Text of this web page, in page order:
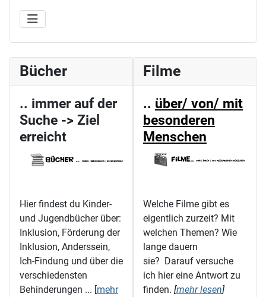
Bücher
.. immer auf der
Suche -> Ziel
erreicht
Hier findest du Kinder-
und Jugendbücher über:
Inklusion, Förderung der
Inklusion, Anderssein,
Ich-Findung und über die
verschiedensten
Behinderungen ... [mehr
Filme
.. über/ von/ mit
besonderen
Menschen
Welche Filme gibt es
eigentlich zurzeit? Mit
welchen Themen? Wie
lange dauern
sie? Darauf versuche
ich hier eine Antwort zu
finden. [mehr lesen]